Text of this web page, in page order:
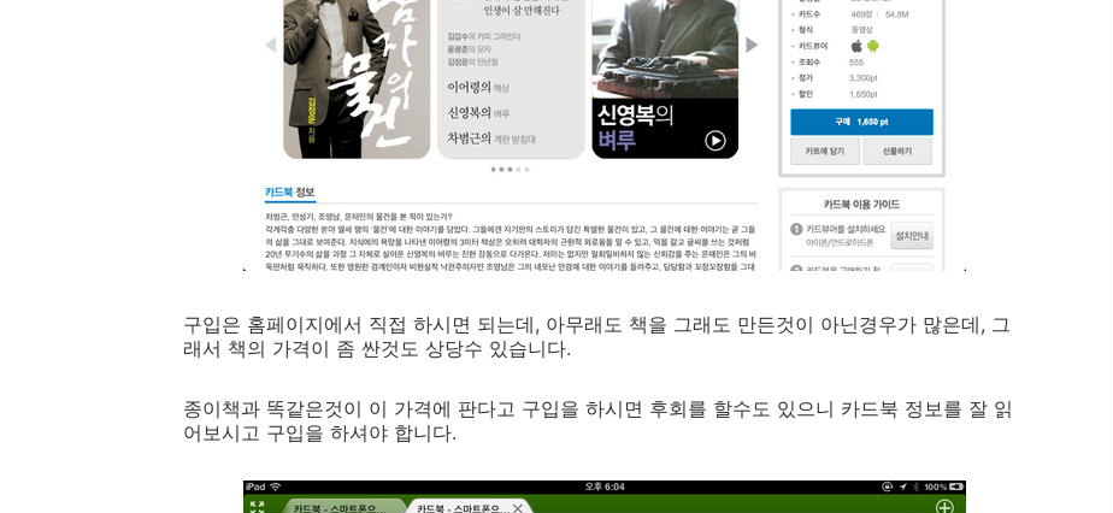
구입은 홈페이지에서 직접 하시면 되는데, 아무래도 책을 그래도 만든것이 아닌경우가 많은데, 그
래서 책의 가격이 좀 싼것도 상당수 있습니다.
종이책과 똑같은것이 이 가격에 판다고 구입을 하시면 후회를 할수도 있으니 카드북 정보를 잘 읽
어보시고 구입을 하셔야 합니다.